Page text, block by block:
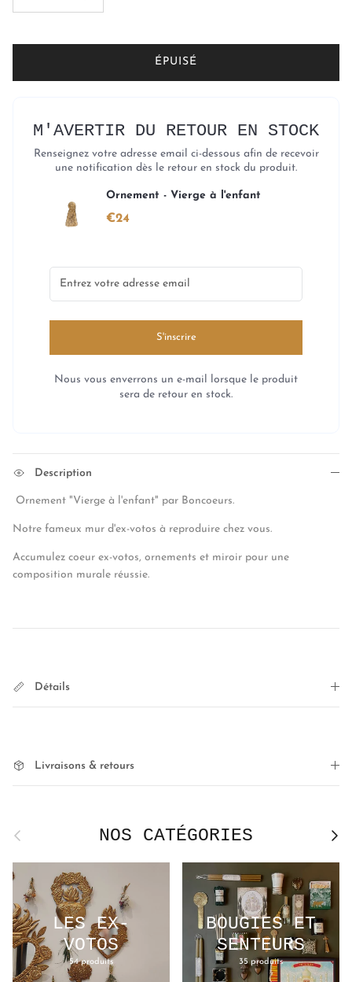
ÉPUISÉ
M'AVERTIR DU RETOUR EN STOCK
Renseignez votre adresse email ci-dessous afin de recevoir
une notification dès le retour en stock du produit.
Ornement - Vierge à l'enfant
€24
S'inscrire
Nous vous enverrons un e-mail lorsque le produit
sera de retour en stock.
Description
Ornement "Vierge à l'enfant" par Boncoeurs.
Notre fameux mur d'ex-votos à reproduire chez vous.
Accumulez coeur ex-votos, ornements et miroir pour une
composition murale réussie.
Détails
Livraisons & retours
Précédent NOS CATÉGORIES
LES EX-
VOTOS
54 produits
BOUGIES ET
SENTEURS
35 produits